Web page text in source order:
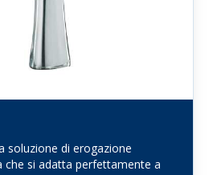
soluzione di erogazione
che si adatta perfettamente a